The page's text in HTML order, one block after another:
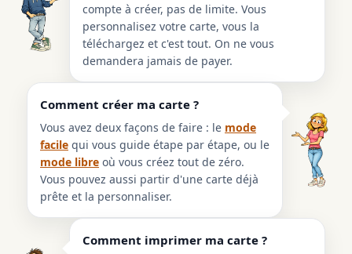
compte à créer, pas de limite. Vous
personnalisez votre carte, vous la
téléchargez et c'est tout. On ne vous
demandera jamais de payer.
Comment créer ma carte ?
Vous avez deux façons de faire : le mode
facile qui vous guide étape par étape, ou le
mode libre où vous créez tout de zéro.
Vous pouvez aussi partir d'une carte déjà
prête et la personnaliser.
Comment imprimer ma carte ?